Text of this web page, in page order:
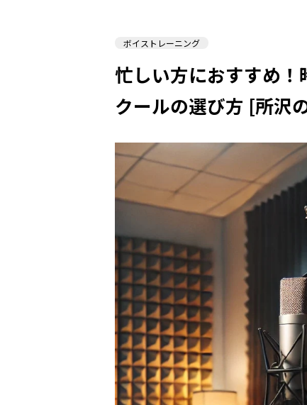
ボイストレーニング
忙しい方におすすめ
クールの選び方 [所沢